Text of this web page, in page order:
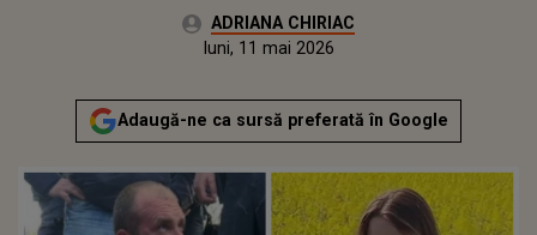
Autor:ADRIANA CHIRIAC
Publicat:
luni, 11 mai 2026
Adaugă-ne ca sursă preferată în Google